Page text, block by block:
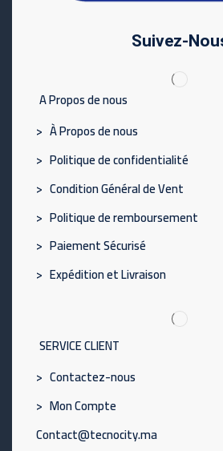
Suivez-
A Propos de nous
> À Propos de nous
> Politique de confidentialité
> Condition Général de Vent
> Politique de remboursement
> Paiement Sécurisé
> Expédition et Livraison
SERVICE CLIENT
> Contactez-nous
> Mon Compte
Contact@tecnocity.ma